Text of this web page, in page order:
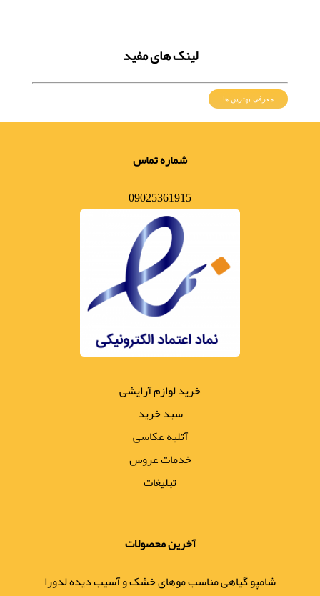
لینک های مفید
معرفی بهترین ها
شماره تماس
09025361915
خرید لوازم آرایشی
سبد خرید
آتلیه عکاسی
خدمات عروس
تبلیغات
آخرین محصولات
شامپو گیاهی مناسب موهای خشک و آسیب دیده لدورا